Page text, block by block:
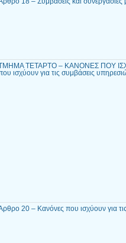
ΤΕΤΑΡΤΟ – ΚΑΝΟΝΕΣ ΠΟΥ
ισχύουν για τις συμβάσεις
20 – Κανόνες που ισχύουν για